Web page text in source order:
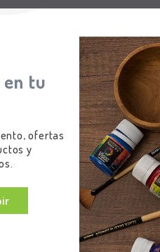
aplicaciones:
en tu
ofertas
y